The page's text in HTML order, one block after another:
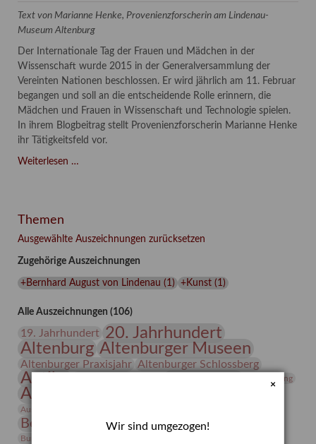
Text von Marianne Henke, Provenienzforscherin am Lindenau-
Museum Altenburg
Der Internationale Tag der Frauen und Mädchen in der
Wissenschaft wurde 2015 in der Generalversammlung der
Vereinten Nationen beschlossen. Er wird jährlich am 11. Februar
begangen und soll an die entscheidende Rolle erinnern, die
Mädchen und Frauen in Wissenschaft und Technologie spielen.
In ihrem Blogbeitrag stellt Provenienzforscherin Marianne Henke
ihr Tätigkeitsfeld vor.
Weiterlesen …
im
des
Lindenau-
Themen
Ausgewählte Auszeichnungen zurücksetzen
Zugehörige Auszeichnungen
+Bernhard August von Lindenau (1 ) +Kunst(1 )
Alle Auszeichnungen (106)
19. Jahrhundert 20. Jahrhundert
Altenburg Altenburger Museen
Altenburger Praxisjahr Altenburger Schlossberg
Antike Asta Gröting
Ausstellung
Ausstellung „Vier Winde“
Bernhard August von Lindenau
Burg Posterstein
×
Wir sind umgezogen!